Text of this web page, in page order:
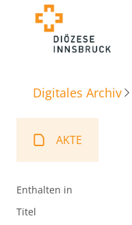
Digitales Archiv
AKTE
Enthalten in
Titel